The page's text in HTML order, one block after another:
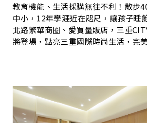
教育機能、生活採購無往不利！散步
中小，12年學涯近在咫尺，讓孩子睡
北路繁華商圈、愛買量販店，三重
將登場，點亮三重國際時尚生活，完